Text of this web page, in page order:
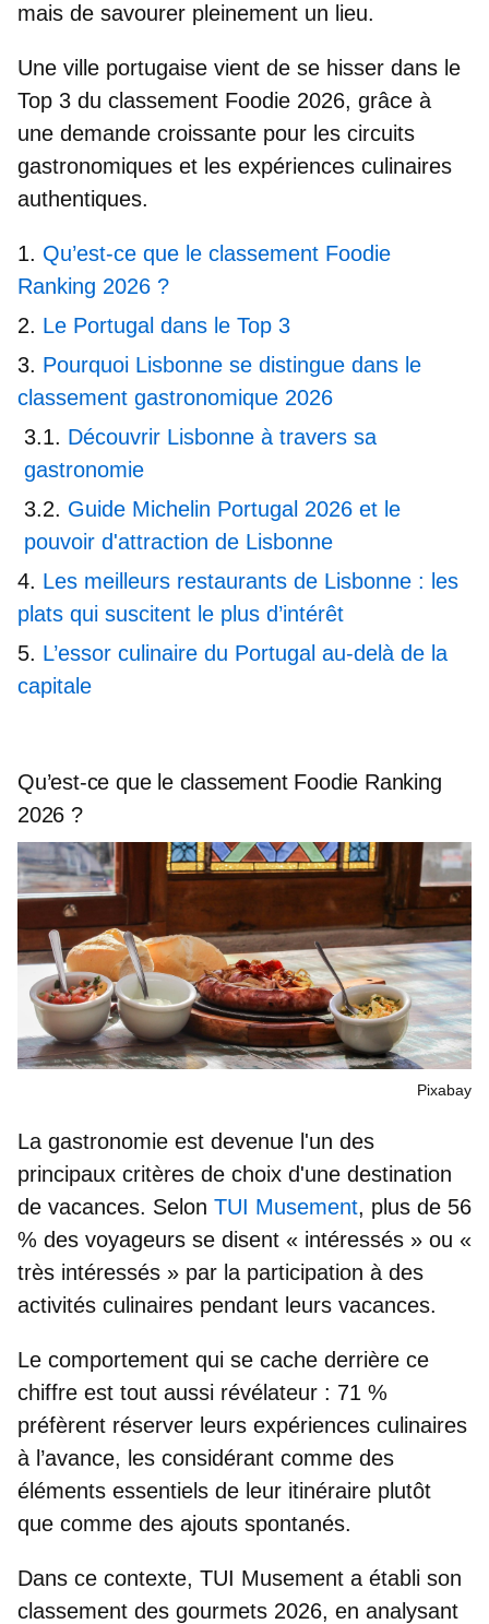
mais de savourer pleinement un lieu.
Une ville portugaise vient de se hisser dans le
Top 3 du classement Foodie 2026, grâce à
une demande croissante pour les circuits
gastronomiques et les expériences culinaires
authentiques.
Qu’est-ce que le classement Foodie
Ranking 2026 ?
Le Portugal dans le Top 3
Pourquoi Lisbonne se distingue dans le
classement gastronomique 2026
Découvrir Lisbonne à travers sa
gastronomie
Guide Michelin Portugal 2026 et le
pouvoir d'attraction de Lisbonne
Les meilleurs restaurants de Lisbonne : les
plats qui suscitent le plus d’intérêt
L’essor culinaire du Portugal au-delà de la
capitale
Qu’est-ce que le classement Foodie Ranking
2026 ?
Pixabay
La gastronomie est devenue l'un des
principaux critères de choix d'une destination
de vacances. Selon TUI Musement, plus de 56
% des voyageurs se disent « intéressés » ou «
très intéressés » par la participation à des
activités culinaires pendant leurs vacances.
Le comportement qui se cache derrière ce
chiffre est tout aussi révélateur : 71 %
préfèrent réserver leurs expériences culinaires
à l’avance, les considérant comme des
éléments essentiels de leur itinéraire plutôt
que comme des ajouts spontanés.
Dans ce contexte, TUI Musement a établi son
classement des gourmets 2026, en analysant